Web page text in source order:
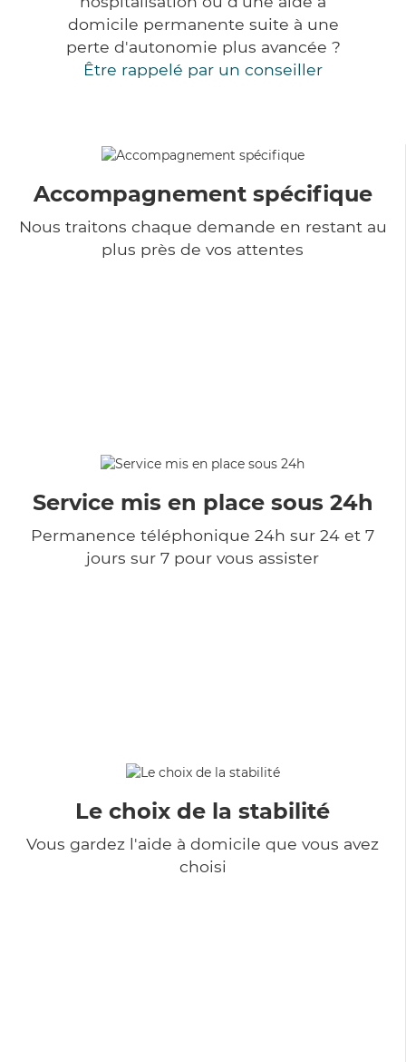
domicile permanente suite à une
perte d'autonomie plus avancée ?
Être rappelé par un conseiller
Accompagnement spécifique
Nous traitons chaque demande en restant au
plus près de vos attentes
Service mis en place sous 24h
Permanence téléphonique 24h sur 24 et 7
jours sur 7 pour vous assister
Le choix de la stabilité
Vous gardez l'aide à domicile que vous avez
choisi